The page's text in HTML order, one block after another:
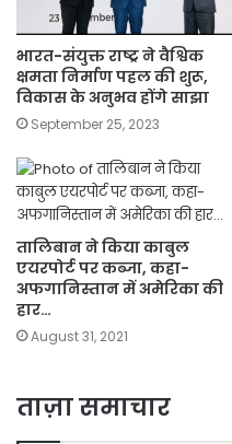
भारत-संयुक्त राष्ट्र ने वैश्विक
क्षमता निर्माण पहल की शुरू,
विकास के अनुभव होंगे साझा
September 25, 2023
तालिबान ने किया काबुल
एयरपोर्ट पर कब्जा, कहा-
अफगानिस्तान में अमेरिका की
हार…
August 31, 2021
ताज़ा समाचार